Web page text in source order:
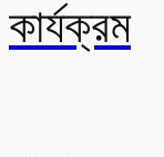
কার্যক্রম